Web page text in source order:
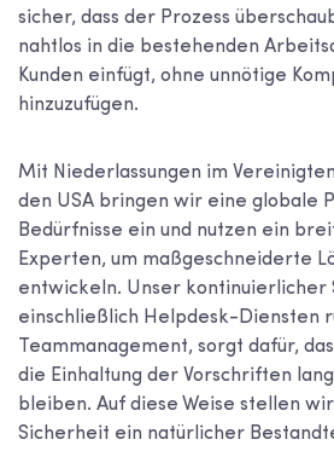
sicher, dass der Prozess
nahtlos in die bestehenden
Kunden einfügt, ohne unnötige
hinzuzufügen.
Mit Niederlassungen im
den USA bringen wir eine globale
Bedürfnisse ein und nutzen ein
Experten, um maßgeschneiderte
entwickeln. Unser kontinuierlicher
einschließlich Helpdesk-Diensten
Teammanagement, sorgt dafür,
die Einhaltung der Vorschriften
bleiben. Auf diese Weise stellen
Sicherheit ein natürlicher